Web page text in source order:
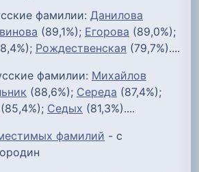
фамилии: Данилова
(89,1%); Егорова (89,0%);
Рождественская (79,7%)....
фамилии: Михайлов
(88,6%); Середа (87,4%);
(85,4%); Седых (81,3%)....
фамилий - с